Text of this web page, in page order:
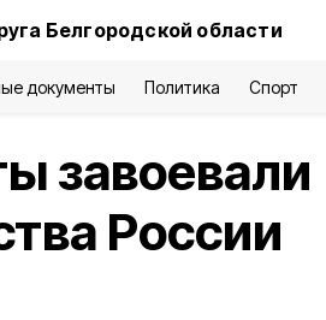
Белгородской области
документы Политика Спорт
завоевали
России